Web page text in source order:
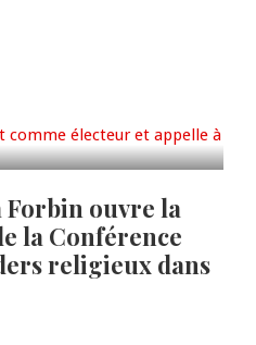
comme
à la
ouvre la
la Conférence
religieux dans